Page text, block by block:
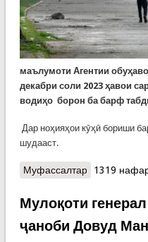
маълумоти Агентии
декабри соли 2023 ҳавои
водиҳо борон ба барф
Дар ноҳияҳои кӯҳӣ бориши
шудааст.
Муфассалтаро КҲФ:
эҳтимоли
1319
Мулоқоти
ҷаноби Довуд